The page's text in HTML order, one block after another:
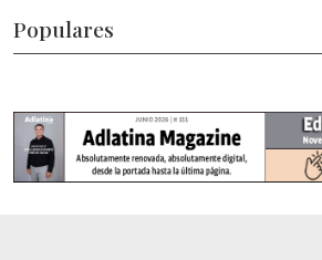
Populares